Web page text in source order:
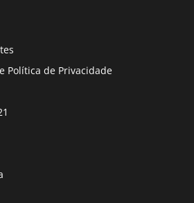
Política de Privacidade